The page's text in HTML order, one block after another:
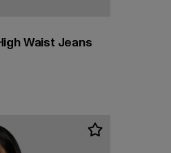
Waist Jeans
EUR 69,99